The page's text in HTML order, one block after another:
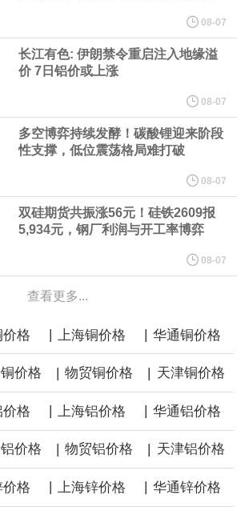
就弹药短缺问题发生冲突的报道是“完全没有根据的谣
塞思所做的工作“非常满意”。
64美元/盎司，日内涨3.91%。
近日在法说会上表示，在需求增加、价格走高及货源
利因素带动下，预期第3季度营运将优于第2季度，并
年营运成果。
办公室（CBO）于当地时间5日发布报告称，美国海军
艘核动力“特朗普级”（Trump-class）战列舰，从研发
用可能高达2750亿美元，为美国有史以来最昂贵的水
一。 根据CBO的初步估算，首舰造价约234亿美元，
均每艘约180亿美元。
录得自今年1月以来最大单周涨幅。油价走弱为金价提
投资者正等待美国非农就业数据，以寻找美国利率前
08-07
长江有色: 伊朗禁令重启注入地缘溢
价 7日铝价或上涨
08-07
多空博弈持续发酵！碳酸锂迎来阶段
性支撑，低位震荡格局难打破
08-07
双硅期货共振涨56元！硅铁2609报
5,934元，钢厂利润与开工率博弈
08-07
查看更多...
格 | 上海铜价格 | 华通铜价格
价格 | 物贸铜价格 | 天津铜价格
格 上海铝价格 华通铝价格
价格 | 物贸铝价格 | 天津铝价格
格 上海锌价格 华通锌价格